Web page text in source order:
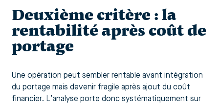
Deuxième critère : la
rentabilité après coût de
portage
Une opération peut sembler rentable avant intégration
du portage mais devenir fragile après ajout du coût
financier. L’analyse porte donc systématiquement sur